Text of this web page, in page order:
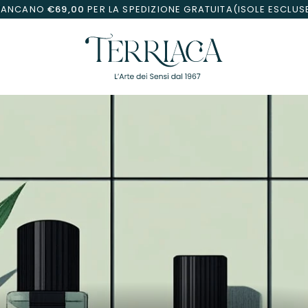
€69,00 PER LA SPEDIZIONE GRATUITA(ISOLE